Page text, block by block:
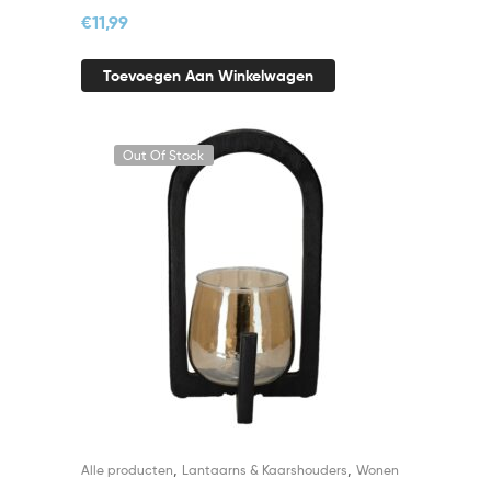
€11,99
Toevoegen Aan Winkelwagen
Out Of Stock
Alle producten Lantaarns & Kaarshouders Wonen